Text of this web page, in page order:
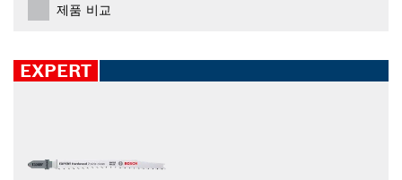
제품 비교
EXPERT